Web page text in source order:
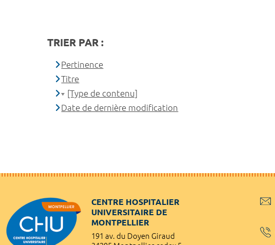
TRIER PAR :
Pertinence
Titre
[Type de contenu]
Date de dernière modification
CENTRE HOSPITALIER
UNIVERSITAIRE DE
MONTPELLIER
191 av. du Doyen Giraud